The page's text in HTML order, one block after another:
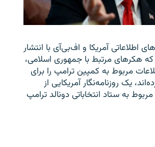
اطلاعاتی آمریکا و اف‌بی‌آی با انتشار
که هکرهای مرتبط با جمهوری اسلامی،
مربوط به کمپین ترامپ را برای
یک روزنامه‌نگار آمریکایی از
به ستاد انتخاباتی دونالد ترامپ